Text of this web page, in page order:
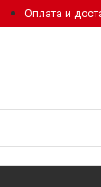
Оплата и